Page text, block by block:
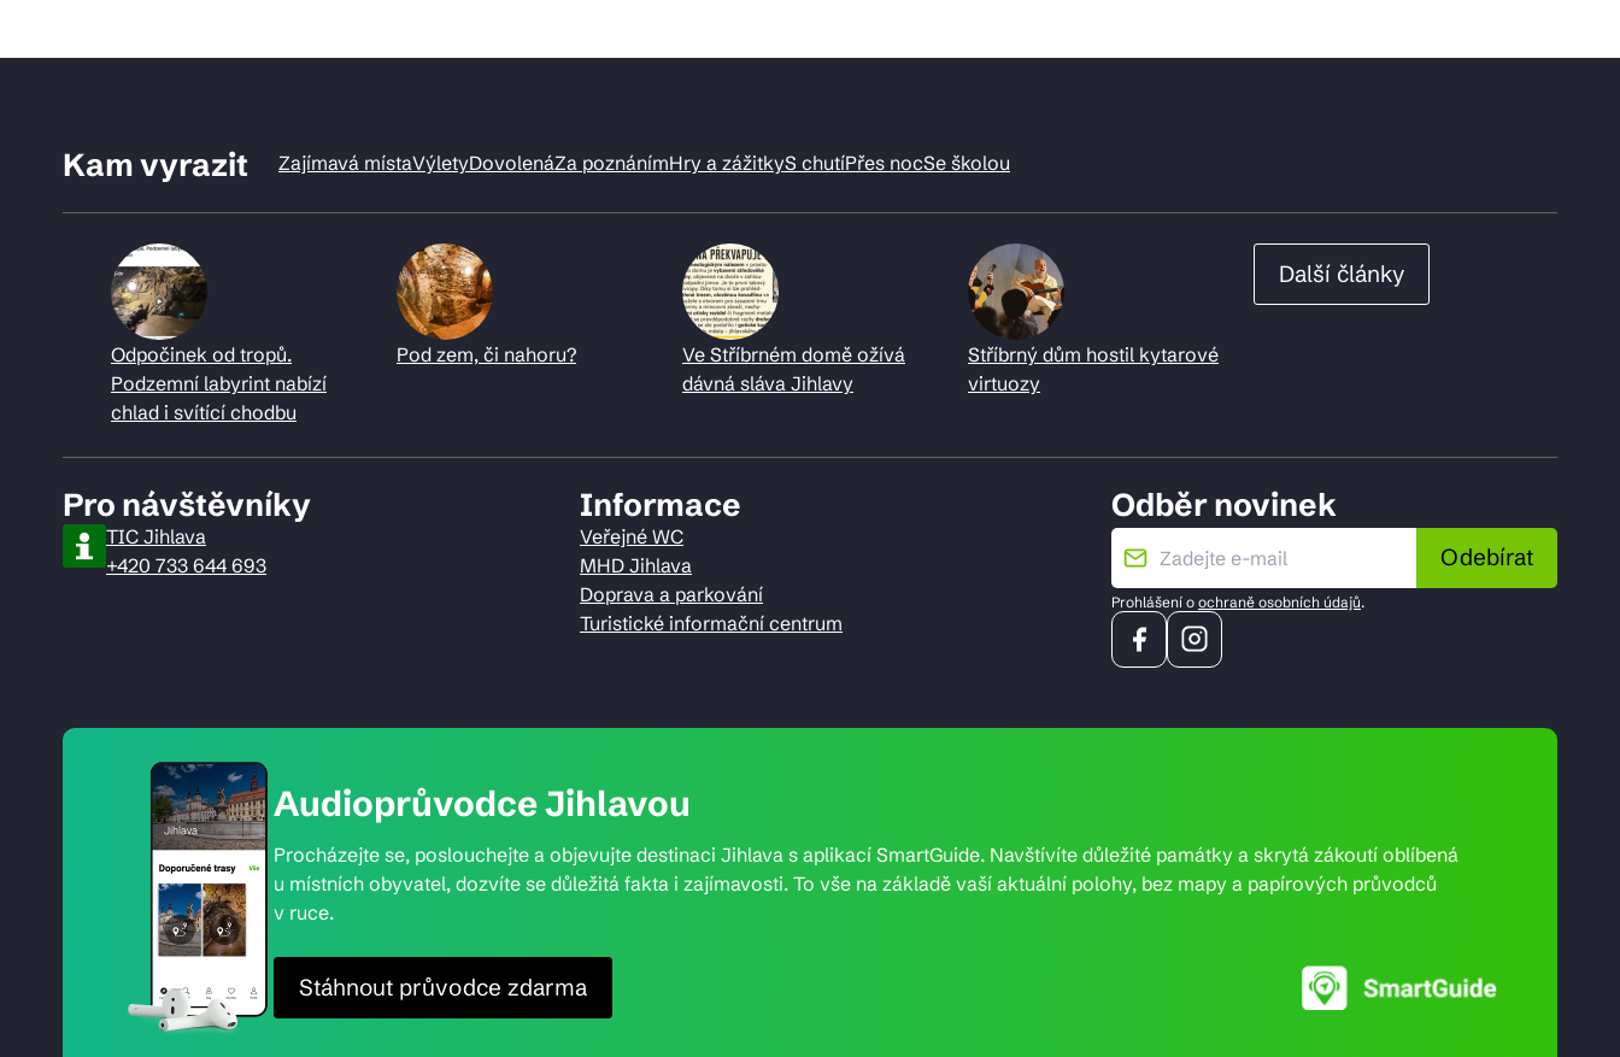
Kam vyrazit Zajímavá místaVýletyDovolenáZa poznánímHry a zážitkyS chutíPřes nocSe školou
Odpočinek od tropů.
Podzemní labyrint nabízí
chlad i svítící chodbu
Pod zem, či nahoru?
Ve Stříbrném domě ožívá
dávná sláva Jihlavy
Stříbrný dům hostil kytarové
virtuozy
Další články
Pro návštěvníky
TIC Jihlava
+420 733 644 693
Informace
Veřejné WC
MHD Jihlava
Doprava a parkování
Turistické informační centrum
Odběr novinek
Odebírat
Prohlášení o ochraně osobních údajů.
Audioprůvodce Jihlavou
Procházejte se, poslouchejte a objevujte destinaci Jihlava s aplikací SmartGuide. Navštívíte důležité památky a skrytá zákoutí oblíbená
u místních obyvatel, dozvíte se důležitá fakta i zajímavosti. To vše na základě vaší aktuální polohy, bez mapy a papírových průvodců
v ruce.
Stáhnout průvodce zdarma